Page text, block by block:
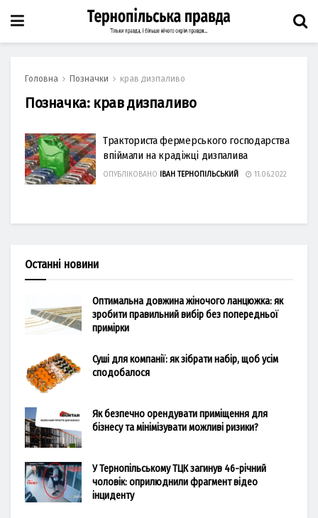
Головна Позначки крав дизпаливо
Позначка: крав дизпаливо
Тракториста фермерського господарства
впіймали на крадіжці дизпалива
ОПУБЛІКОВАНО ІВАН ТЕРНОПІЛЬСЬКИЙ 11.06.2022
Останні новини
Оптимальна довжина жіночого ланцюжка: як
зробити правильний вибір без попередньої
примірки
Суші для компанії: як зібрати набір, щоб усім
сподобалося
Як безпечно орендувати приміщення для
бізнесу та мінімізувати можливі ризики?
У Тернопільському ТЦК загинув 46-річний
чоловік: оприлюднили фрагмент відео
інциденту